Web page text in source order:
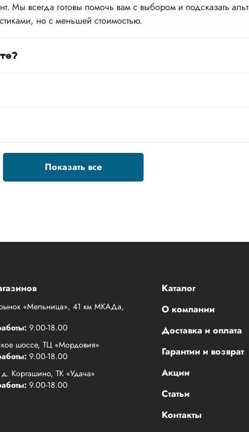
Мы всегда готовы помочь вам с выбором и подсказать
но с меньшей стоимостью.
Показать все
«Мельница», 41 км МКАДа,
9.00-18.00
шоссе, ТЦ «Мордовия»
9.00-18.00
Коргашино, ТК «Удача»
9.00-18.00
Каталог
О компании
Доставка и оплата
Гарантии и возврат
Акции
Статьи
Контакты